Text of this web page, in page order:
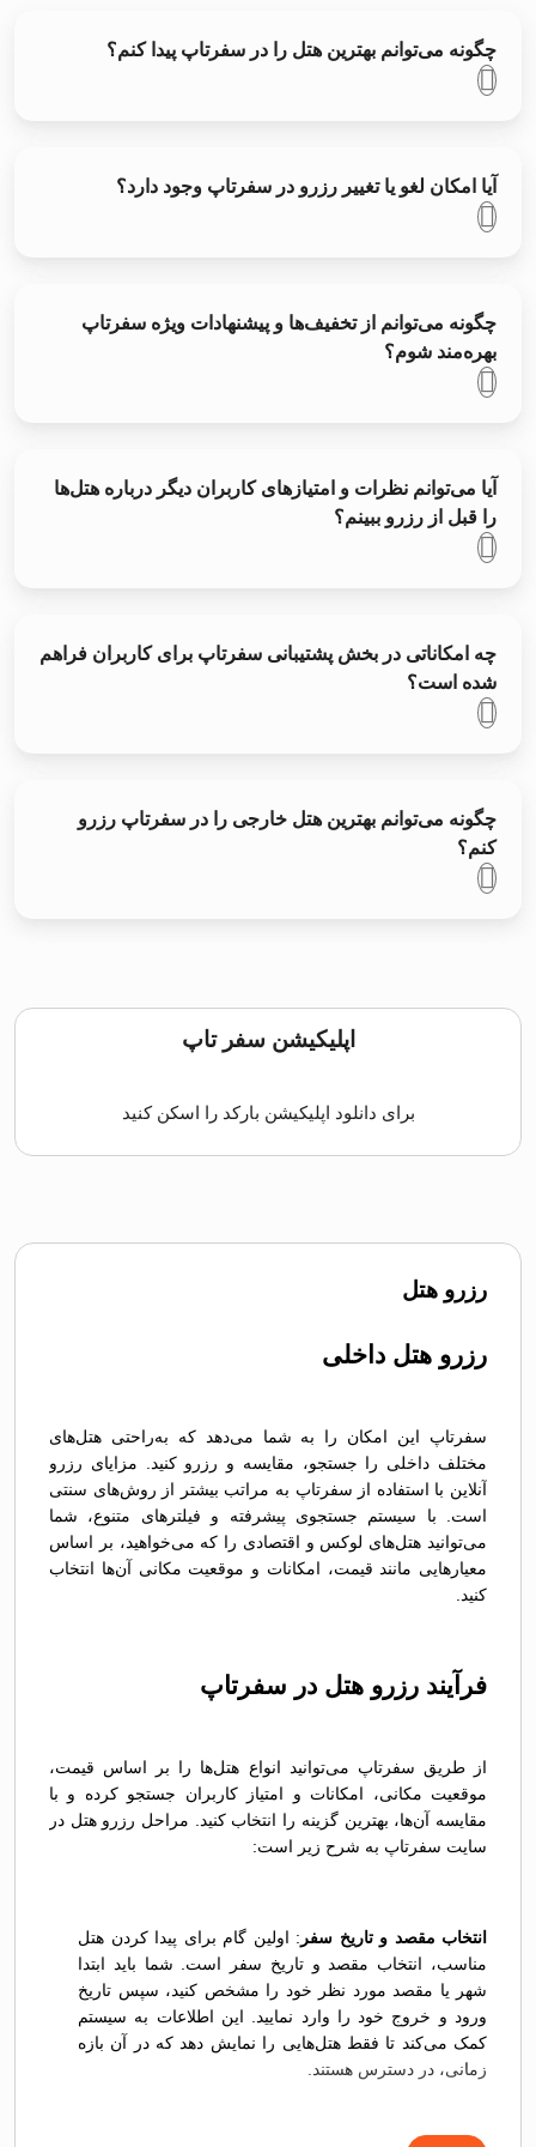
چگونه می‌توانم بهترین هتل را در سفر‌تاپ پیدا کنم؟
آیا امکان لغو یا تغییر رزرو در سفر‌تاپ وجود دارد؟
چگونه می‌توانم از تخفیف‌ها و پیشنهادات ویژه سفرتاپ
بهره‌مند شوم؟
آیا می‌توانم نظرات و امتیازهای کاربران دیگر درباره هتل‌ها
را قبل از رزرو ببینم؟
چه امکاناتی در بخش پشتیبانی سفرتاپ برای کاربران فراهم
شده است؟
چگونه می‌توانم بهترین هتل خارجی را در سفرتاپ رزرو
کنم؟
اپلیکیشن سفر تاپ
برای دانلود اپلیکیشن بارکد را اسکن کنید
رزرو هتل
رزرو هتل داخلی
سفرتاپ این امکان را به شما می‌دهد که به‌راحتی هتل‌های
مختلف داخلی را جستجو، مقایسه و رزرو کنید. مزایای رزرو
آنلاین با استفاده از سفر‌تاپ به مراتب بیشتر از روش‌های سنتی
است. با سیستم جستجوی پیشرفته و فیلترهای متنوع، شما
می‌توانید هتل‌های لوکس و اقتصادی را که می‌خواهید، بر اساس
معیارهایی مانند قیمت، امکانات و موقعیت مکانی آن‌ها انتخاب
کنید.
فرآیند رزرو هتل در سفر‌تاپ
از طریق سفرتاپ می‌توانید انواع هتل‌ها را بر اساس قیمت،
موقعیت مکانی، امکانات و امتیاز کاربران جستجو کرده و با
مقایسه آن‌ها، بهترین گزینه را انتخاب کنید. مراحل رزرو هتل در
سایت سفر‌تاپ به شرح زیر است:
انتخاب مقصد و تاریخ سفر : اولین گام برای پیدا کردن هتل
مناسب، انتخاب مقصد و تاریخ سفر است. شما باید ابتدا
شهر یا مقصد مورد نظر خود را مشخص کنید، سپس تاریخ
ورود و خروج خود را وارد نمایید. این اطلاعات به سیستم
کمک می‌کند تا فقط هتل‌هایی را نمایش دهد که در آن بازه
زمانی، در دسترس هستند.
مقایسه هتل‌ها